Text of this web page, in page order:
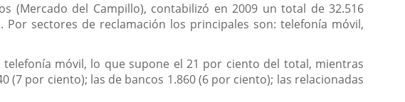
(Mercado del Campillo), contabilizó en 2009 un total de 32.516
sectores de reclamación los principales son: telefonía móvil,
móvil, lo que supone el 21 por ciento del total, mientras
(7 por ciento); las de bancos 1.860 (6 por ciento); las relacionadas